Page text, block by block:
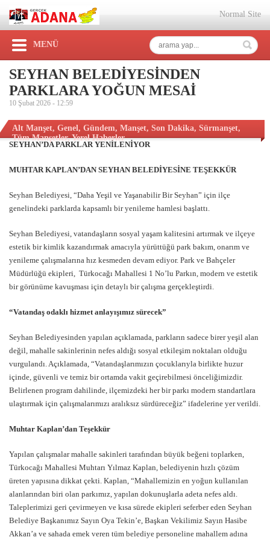
Normal Site
MENÜ
SEYHAN BELEDİYESİNDEN
PARKLARA YOĞUN MESAİ
10 Şubat 2026 - 12:59
Alt Manşet, Genel, Gündem, Manşet, Son Dakika, Sürmanşet,
Tüm Manşetler,Yerel Haberler
SEYHAN’DA PARKLAR YENİLENİYOR
MUHTAR KAPLAN’DAN SEYHAN BELEDİYESİNE TEŞEKKÜR
Seyhan Belediyesi, “Daha Yeşil ve Yaşanabilir Bir Seyhan” için ilçe
genelindeki parklarda kapsamlı bir yenileme hamlesi başlattı.
Seyhan Belediyesi, vatandaşların sosyal yaşam kalitesini artırmak ve ilçeye
estetik bir kimlik kazandırmak amacıyla yürüttüğü park bakım, onarım ve
yenileme çalışmalarına hız kesmeden devam ediyor. Park ve Bahçeler
Müdürlüğü ekipleri, Türkocağı Mahallesi 1 No’lu Parkın, modern ve estetik
bir görünüme kavuşması için detaylı bir çalışma gerçekleştirdi.
“Vatandaş odaklı hizmet anlayışımız sürecek”
Seyhan Belediyesinden yapılan açıklamada, parkların sadece birer yeşil alan
değil, mahalle sakinlerinin nefes aldığı sosyal etkileşim noktaları olduğu
vurgulandı. Açıklamada, “Vatandaşlarımızın çocuklarıyla birlikte huzur
içinde, güvenli ve temiz bir ortamda vakit geçirebilmesi önceliğimizdir.
Belirlenen program dahilinde, ilçemizdeki her bir parkı modern standartlara
ulaştırmak için çalışmalarımızı aralıksız sürdüreceğiz” ifadelerine yer verildi.
Muhtar Kaplan’dan Teşekkür
Yapılan çalışmalar mahalle sakinleri tarafından büyük beğeni toplarken,
Türkocağı Mahallesi Muhtarı Yılmaz Kaplan, belediyenin hızlı çözüm
üreten yapısına dikkat çekti. Kaplan, “Mahallemizin en yoğun kullanılan
alanlarından biri olan parkımız, yapılan dokunuşlarla adeta nefes aldı.
Taleplerimizi geri çevirmeyen ve kısa sürede ekipleri seferber eden Seyhan
Belediye Başkanımız Sayın Oya Tekin’e, Başkan Vekilimiz Sayın Hasibe
Akkan’a ve sahada emek veren tüm belediye personeline mahallem adına